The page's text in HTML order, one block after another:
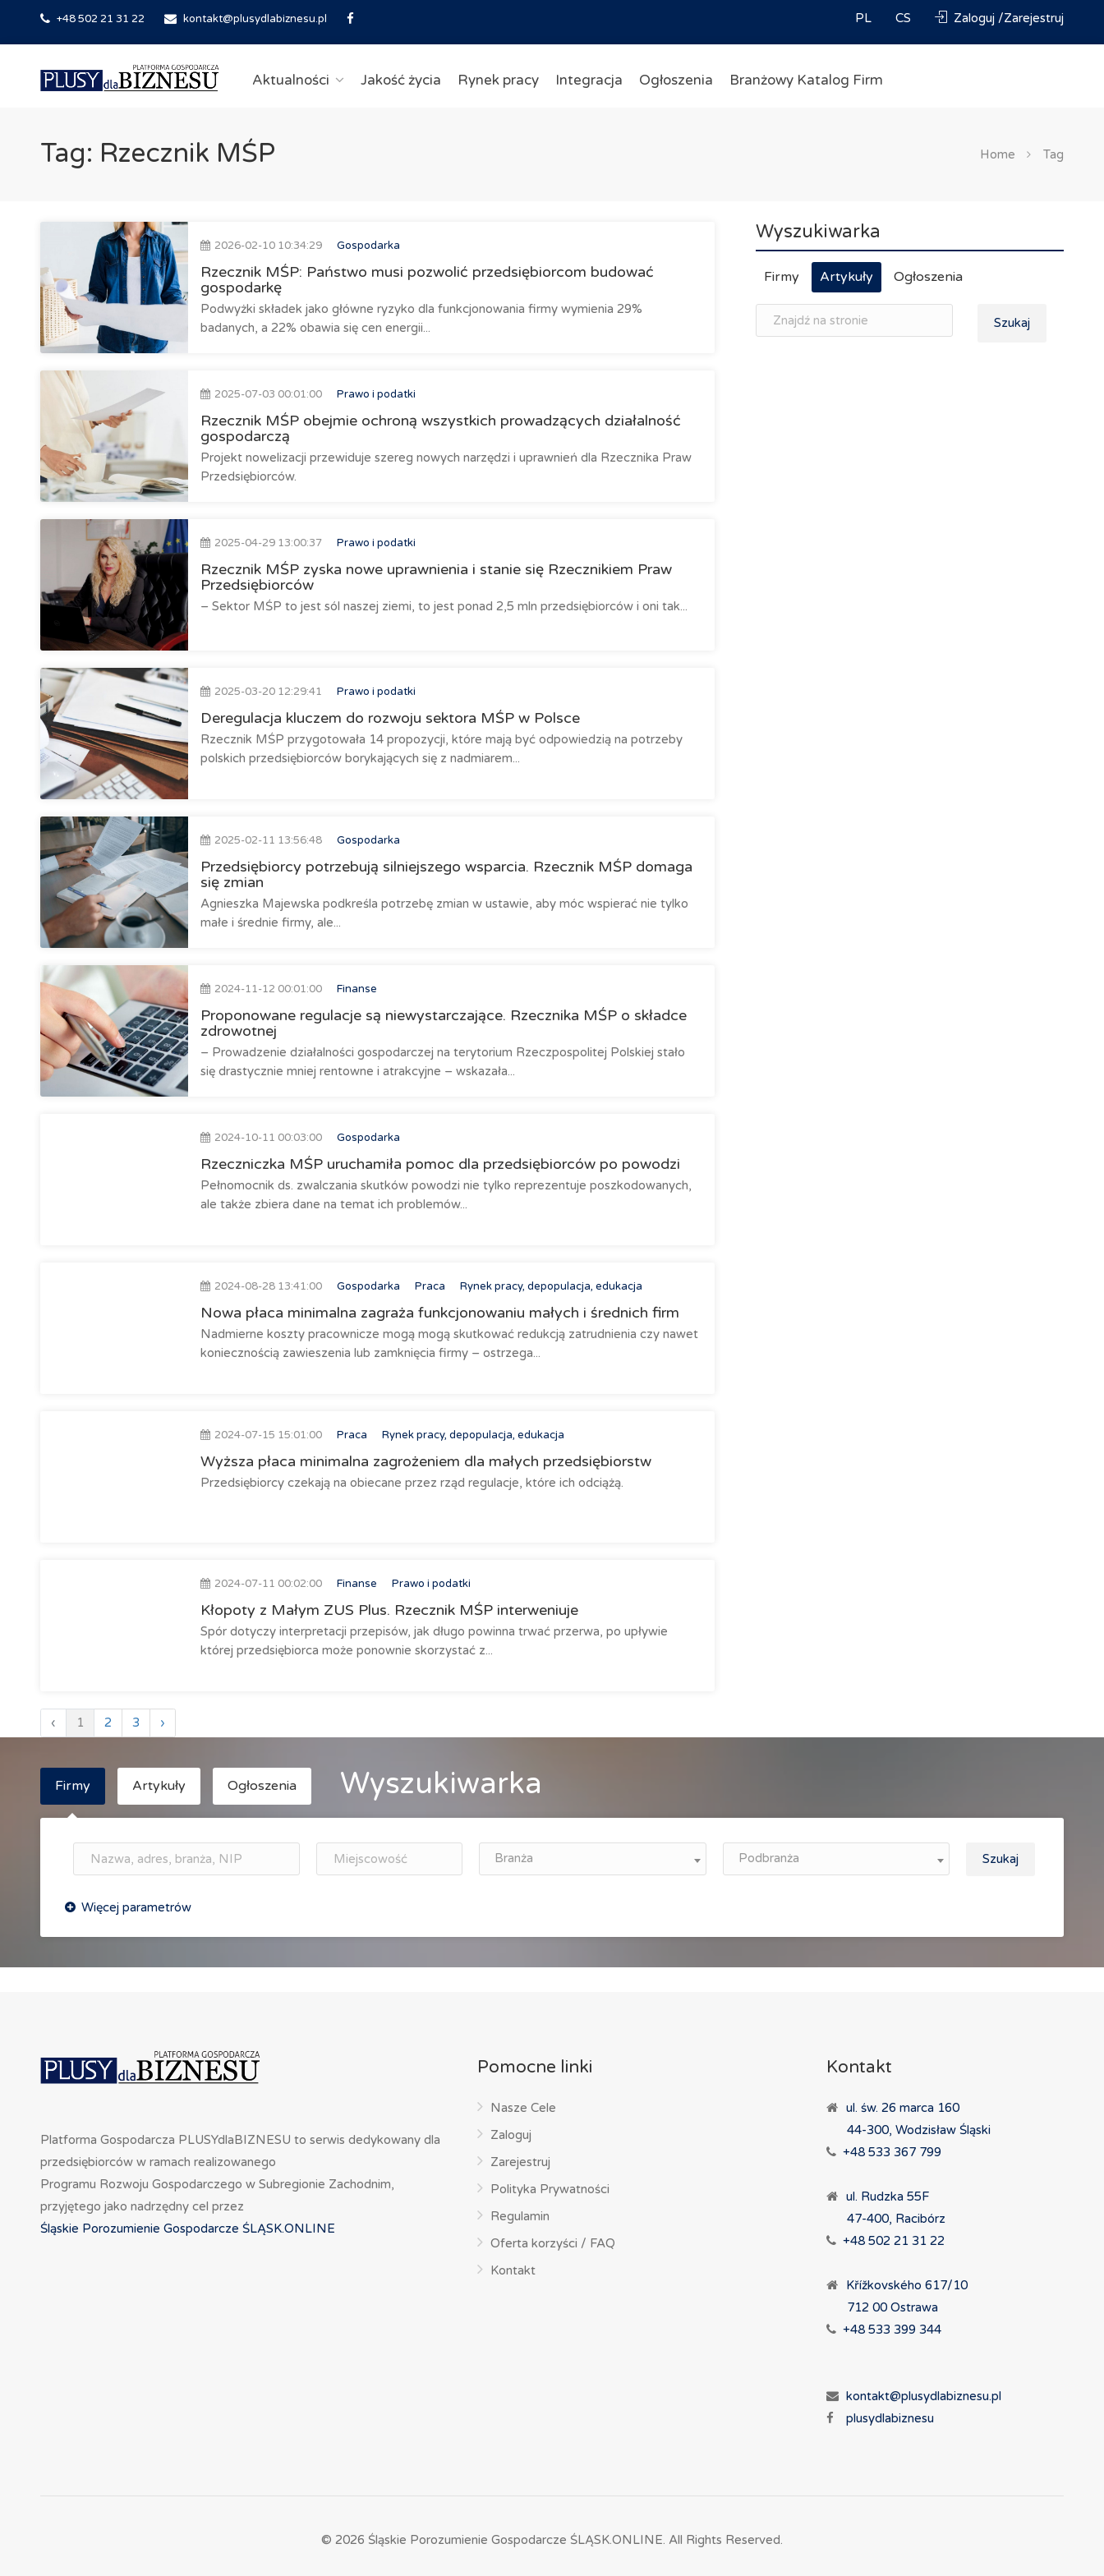
+48 502 21 31 22 kontakt@plusydlabiznesu.pl PL CS Zaloguj /Zarejestruj
Aktualności Jakość życia Rynek pracy Integracja Ogłoszenia Branżowy Katalog Firm
Tag: Rzecznik MŚP Home Tag
2026-02-10 10:34:29 Gospodarka
Rzecznik MŚP: Państwo musi pozwolić przedsiębiorcom budować
gospodarkę
Podwyżki składek jako główne ryzyko dla funkcjonowania firmy wymienia 29%
badanych, a 22% obawia się cen energii...
2025-07-03 00:01:00 Prawo i podatki
Rzecznik MŚP obejmie ochroną wszystkich prowadzących działalność
gospodarczą
Projekt nowelizacji przewiduje szereg nowych narzędzi i uprawnień dla Rzecznika Praw
Przedsiębiorców.
2025-04-29 13:00:37 Prawo i podatki
Rzecznik MŚP zyska nowe uprawnienia i stanie się Rzecznikiem Praw
Przedsiębiorców
– Sektor MŚP to jest sól naszej ziemi, to jest ponad 2,5 mln przedsiębiorców i oni tak...
2025-03-20 12:29:41 Prawo i podatki
Deregulacja kluczem do rozwoju sektora MŚP w Polsce
Rzecznik MŚP przygotowała 14 propozycji, które mają być odpowiedzią na potrzeby
polskich przedsiębiorców borykających się z nadmiarem...
2025-02-11 13:56:48 Gospodarka
Przedsiębiorcy potrzebują silniejszego wsparcia. Rzecznik MŚP domaga
się zmian
Agnieszka Majewska podkreśla potrzebę zmian w ustawie, aby móc wspierać nie tylko
małe i średnie firmy, ale...
2024-11-12 00:01:00 Finanse
Proponowane regulacje są niewystarczające. Rzecznika MŚP o składce
zdrowotnej
– Prowadzenie działalności gospodarczej na terytorium Rzeczpospolitej Polskiej stało
się drastycznie mniej rentowne i atrakcyjne – wskazała...
2024-10-11 00:03:00 Gospodarka
Rzeczniczka MŚP uruchamiła pomoc dla przedsiębiorców po powodzi
Pełnomocnik ds. zwalczania skutków powodzi nie tylko reprezentuje poszkodowanych,
ale także zbiera dane na temat ich problemów...
2024-08-28 13:41:00 Gospodarka Praca Rynek pracy, depopulacja, edukacja
Nowa płaca minimalna zagraża funkcjonowaniu małych i średnich firm
Nadmierne koszty pracownicze mogą mogą skutkować redukcją zatrudnienia czy nawet
koniecznością zawieszenia lub zamknięcia firmy – ostrzega...
2024-07-15 15:01:00 Praca Rynek pracy, depopulacja, edukacja
Wyższa płaca minimalna zagrożeniem dla małych przedsiębiorstw
Przedsiębiorcy czekają na obiecane przez rząd regulacje, które ich odciążą.
2024-07-11 00:02:00 Finanse Prawo i podatki
Kłopoty z Małym ZUS Plus. Rzecznik MŚP interweniuje
Spór dotyczy interpretacji przepisów, jak długo powinna trwać przerwa, po upływie
której przedsiębiorca może ponownie skorzystać z...
‹ 1 2 3 ›
Wyszukiwarka
Firmy Artykuły Ogłoszenia
Szukaj
Firmy Artykuły Ogłoszenia Wyszukiwarka
Branża Podbranża Szukaj
Platforma Gospodarcza PLUSYdlaBIZNESU to serwis dedykowany dla
przedsiębiorców w ramach realizowanego
Programu Rozwoju Gospodarczego w Subregionie Zachodnim,
przyjętego jako nadrzędny cel przez
Śląskie Porozumienie Gospodarcze ŚLĄSK.ONLINE
Pomocne linki
Nasze Cele
Zaloguj
Zarejestruj
Polityka Prywatności
Regulamin
Oferta korzyści / FAQ
Kontakt
Kontakt
ul. św. 26 marca 160
44-300, Wodzisław Śląski
+48 533 367 799
ul. Rudzka 55F
47-400, Racibórz
+48 502 21 31 22
Křížkovského 617/10
712 00 Ostrawa
+48 533 399 344
kontakt@plusydlabiznesu.pl
plusydlabiznesu
© 2026 Śląskie Porozumienie Gospodarcze ŚLĄSK.ONLINE. All Rights Reserved.